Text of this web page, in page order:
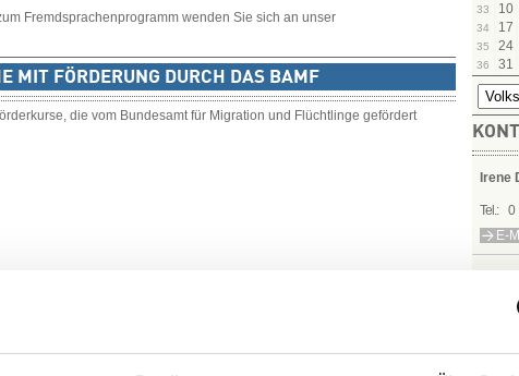
33 10
34 17
35 24
36 31
Irene
Tel.:
0
E-
Fremdsprachenprogramm wenden Sie sich an unser
MIT FÖRDERUNG DURCH DAS BAMF
die vom Bundesamt für Migration und Flüchtlinge gefördert